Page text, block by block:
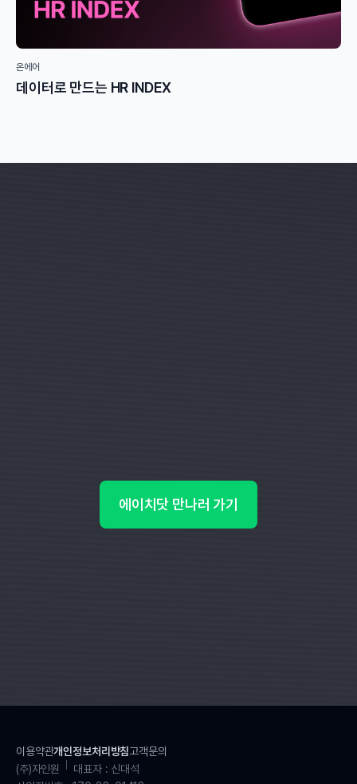
온에어
데이터로 만드는 HR INDEX
에이치닷 만나러 가기
이용약관개인정보처리방침고객문의
(주)자인원
대표자 : 신대석